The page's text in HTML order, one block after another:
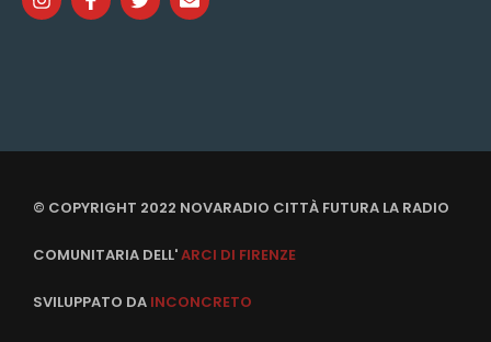
© COPYRIGHT 2022 NOVARADIO CITTÀ FUTURA LA RADIO
COMUNITARIA DELL'ARCI DI FIRENZE
SVILUPPATO DA INCONCRETO